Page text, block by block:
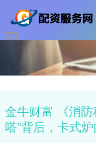
金牛财富 《消
嗒”背后，卡式